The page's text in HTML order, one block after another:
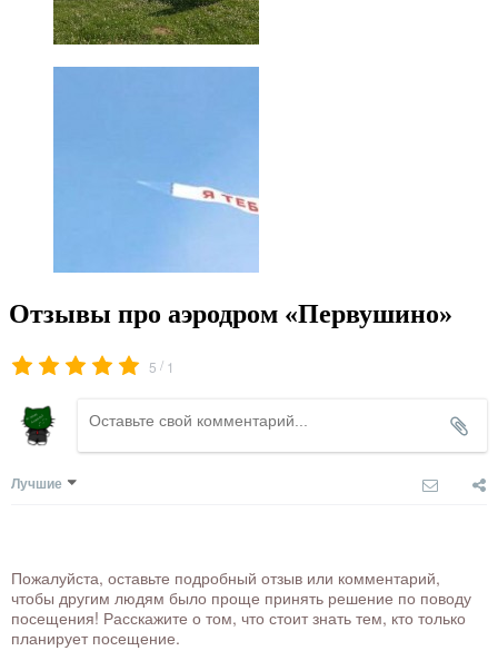
Отзывы про аэродром «Первушино»
5 / 1
Лучшие
Пожалуйста, оставьте подробный отзыв или комментарий,
чтобы другим людям было проще принять решение по поводу
посещения! Расскажите о том, что стоит знать тем, кто только
планирует посещение.